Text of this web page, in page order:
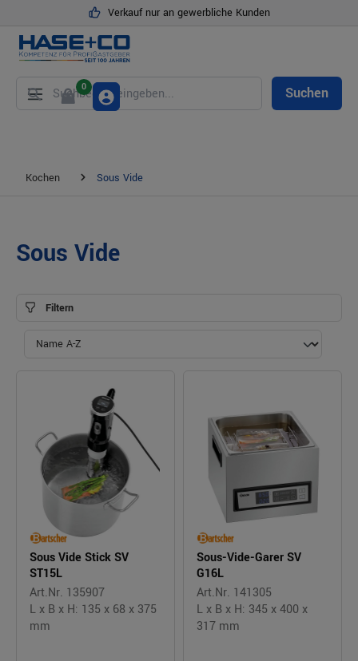
Verkauf nur an gewerbliche Kunden
Suchen
0
Kochen Sous Vide
Sous Vide
Filtern
Sous Vide Stick SV
ST15L
Art.Nr. 135907
L x B x H: 135 x 68 x 375
mm
Sous-Vide-Garer SV
G16L
Art.Nr. 141305
L x B x H: 345 x 400 x
317 mm